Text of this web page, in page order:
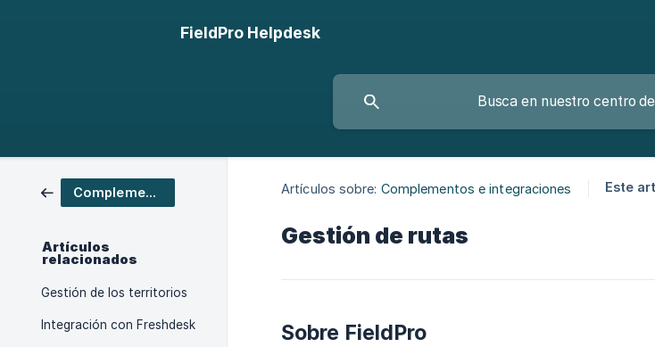
FieldPro Helpdesk
Complementos e integraciones
Artículos
relacionados
Gestión de los territorios
Integración con Freshdesk
Artículos sobre: Complementos e integraciones Este
Gestión de rutas
Sobre FieldPro